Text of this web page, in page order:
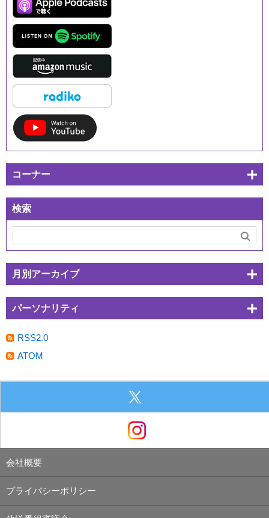
コーナー
検索
月別アーカイブ
パーソナリティ
RSS2.0
ATOM
会社概要
プライバシーポリシー